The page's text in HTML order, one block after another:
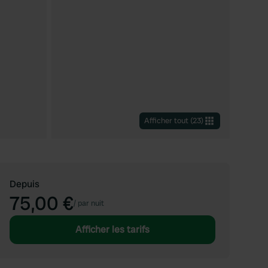
Afficher tout (23)
Depuis
75,00 €/ par nuit
Afficher les tarifs